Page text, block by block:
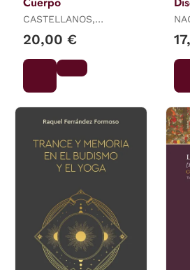
CASTELLANOS,
NAZARETH
20,00 €